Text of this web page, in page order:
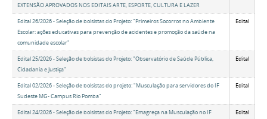
EXTENSÃO APROVADOS NOS EDITAIS ARTE, ESPORTE, CULTURA E LAZER
Edital 26/2026 - Seleção de bolsistas do Projeto: "Primeiros Socorros no Ambiente
Escolar: ações educativas para prevenção de acidentes e promoção da saúde na
comunidade escolar"
Edital
Edital 25/2026 - Seleção de bolsistas do Projeto: "Observatório de Saúde Pública,
Cidadania e Justiça"
Edital
Edital 02/2026 - Seleção de bolsistas do projeto: "Musculação para servidores do IF
Sudeste MG- Campus Rio Pomba"
Edital
Edital 24/2026 - Seleção de bolsistas do Projeto: "Emagreça na Musculação no IF
Edital